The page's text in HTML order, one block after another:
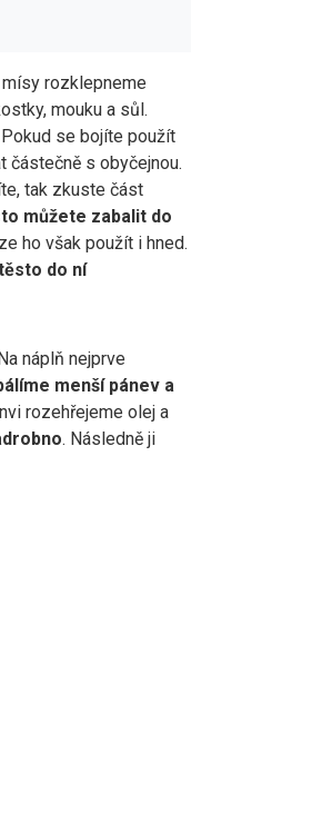
rozklepneme
mouku a sůl.
se bojíte použít
částečně s obyčejnou.
tak zkuste část
můžete zabalit do
ho však použít i hned.
do ní
náplň nejprve
menší pánev a
rozehřejeme olej a
. Následně ji